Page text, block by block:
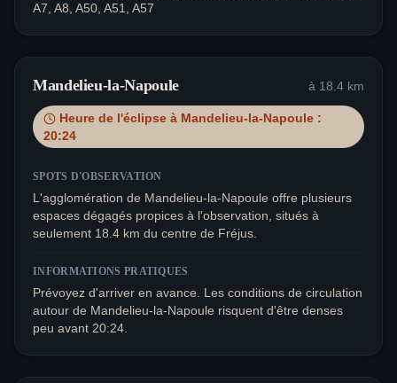
A7, A8, A50, A51, A57
Mandelieu-la-Napoule à 18.4 km
Heure de l'éclipse à Mandelieu-la-Napoule :
20:24
SPOTS D'OBSERVATION
L'agglomération de Mandelieu-la-Napoule offre plusieurs
espaces dégagés propices à l'observation, situés à
seulement 18.4 km du centre de Fréjus.
INFORMATIONS PRATIQUES
Prévoyez d'arriver en avance. Les conditions de circulation
autour de Mandelieu-la-Napoule risquent d'être denses
peu avant 20:24.